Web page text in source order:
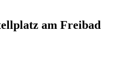
am Freibad